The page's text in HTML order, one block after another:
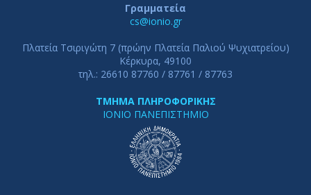
Γραμματεία
cs@ionio.gr
Πλατεία Τσιριγώτη 7 (πρώην Πλατεία Παλιού Ψυχιατρείου)
Κέρκυρα, 49100
τηλ.: 26610 87760 / 87761 / 87763
ΤΜΗΜΑ ΠΛΗΡΟΦΟΡΙΚΗΣ
ΙΟΝΙΟ ΠΑΝΕΠΙΣΤΗΜΙΟ